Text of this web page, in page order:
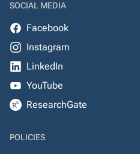
SOCIAL MEDIA
Facebook
Instagram
LinkedIn
YouTube
ResearchGate
POLICIES